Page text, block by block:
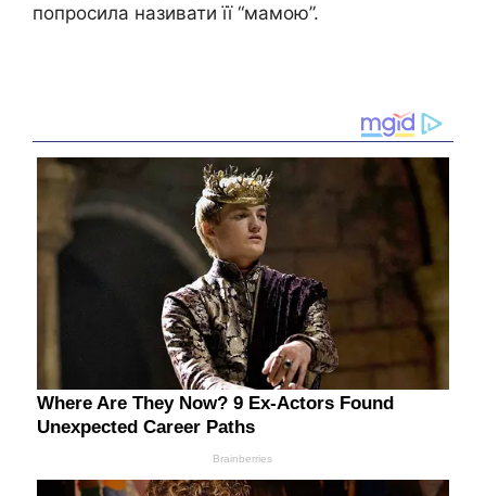
попросила називати її “мамою”.